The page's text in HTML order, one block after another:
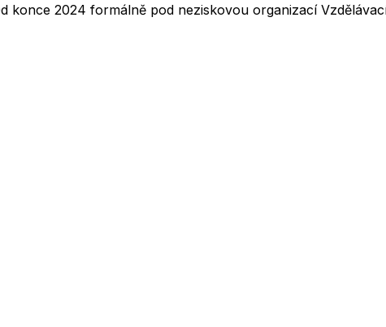
konce 2024 formálně pod neziskovou organizací